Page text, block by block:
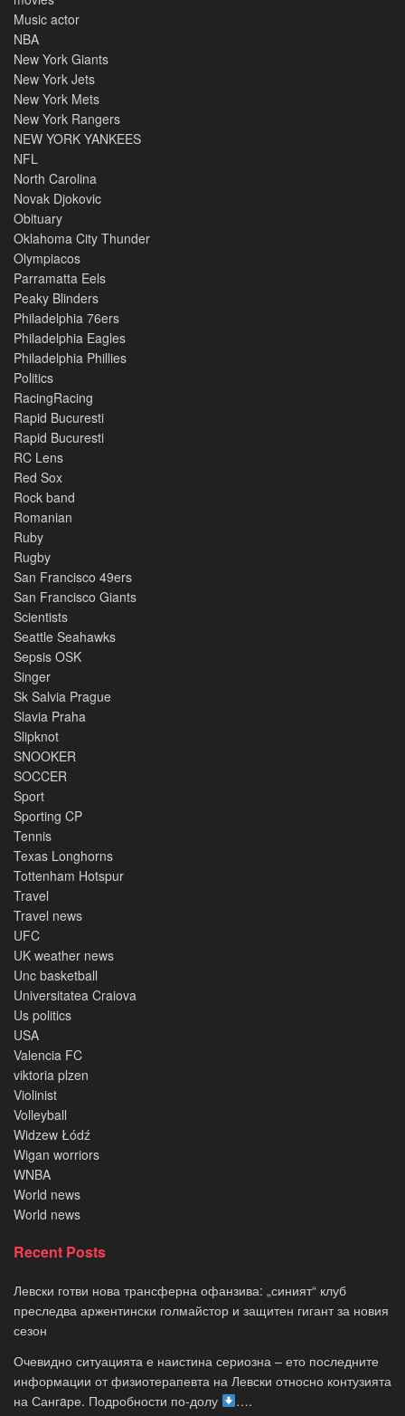
Music actor
NBA
New York Giants
New York Jets
New York Mets
New York Rangers
NEW YORK YANKEES
NFL
North Carolina
Novak Djokovic
Obituary
Oklahoma City Thunder
Olympiacos
Parramatta Eels
Peaky Blinders
Philadelphia 76ers
Philadelphia Eagles
Philadelphia Phillies
Politics
RacingRacing
Rapid Bucuresti
Rapid Bucuresti
RC Lens
Red Sox
Rock band
Romanian
Ruby
Rugby
San Francisco 49ers
San Francisco Giants
Scientists
Seattle Seahawks
Sepsis OSK
Singer
Sk Salvia Prague
Slavia Praha
Slipknot
SNOOKER
SOCCER
Sport
Sporting CP
Tennis
Texas Longhorns
Tottenham Hotspur
Travel
Travel news
UFC
UK weather news
Unc basketball
Universitatea Craiova
Us politics
USA
Valencia FC
viktoria plzen
Violinist
Volleyball
Widzew Łódź
Wigan worriors
WNBA
World news
World news
Recent Posts
Левски готви нова трансферна офанзива: „синият“ клуб
преследва аржентински голмайстор и защитен гигант за новия
сезон
Очевидно ситуацията е наистина сериозна – ето последните
информации от физиотерапевта на Левски относно контузията
на Сангaре. Подробности по-долу
….